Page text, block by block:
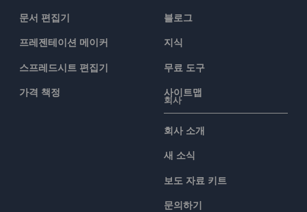
문서 편집기
프레젠테이션 메이커
스프레드시트 편집기
가격 책정
블로그
지식
무료 도구
사이트맵
회사
회사 소개
새 소식
보도 자료 키트
문의하기